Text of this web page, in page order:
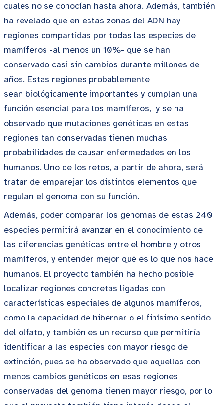
cuales no se conocían hasta ahora. Además, también
ha revelado que en estas zonas del ADN hay
regiones compartidas por todas las especies de
mamíferos -al menos un 10%- que se han
conservado casi sin cambios durante millones de
años. Estas regiones probablemente
sean biológicamente importantes y cumplan una
función esencial para los mamíferos, y se ha
observado que mutaciones genéticas en estas
regiones tan conservadas tienen muchas
probabilidades de causar enfermedades en los
humanos. Uno de los retos, a partir de ahora, será
tratar de emparejar los distintos elementos que
regulan el genoma con su función.
Además, poder comparar los genomas de estas 240
especies permitirá avanzar en el conocimiento de
las diferencias genéticas entre el hombre y otros
mamíferos, y entender mejor qué es lo que nos hace
humanos. El proyecto también ha hecho posible
localizar regiones concretas ligadas con
características especiales de algunos mamíferos,
como la capacidad de hibernar o el finísimo sentido
del olfato, y también es un recurso que permitiría
identificar a las especies con mayor riesgo de
extinción, pues se ha observado que aquellas con
menos cambios genéticos en esas regiones
conservadas del genoma tienen mayor riesgo, por lo